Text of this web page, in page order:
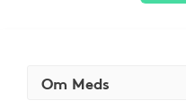
Om Meds